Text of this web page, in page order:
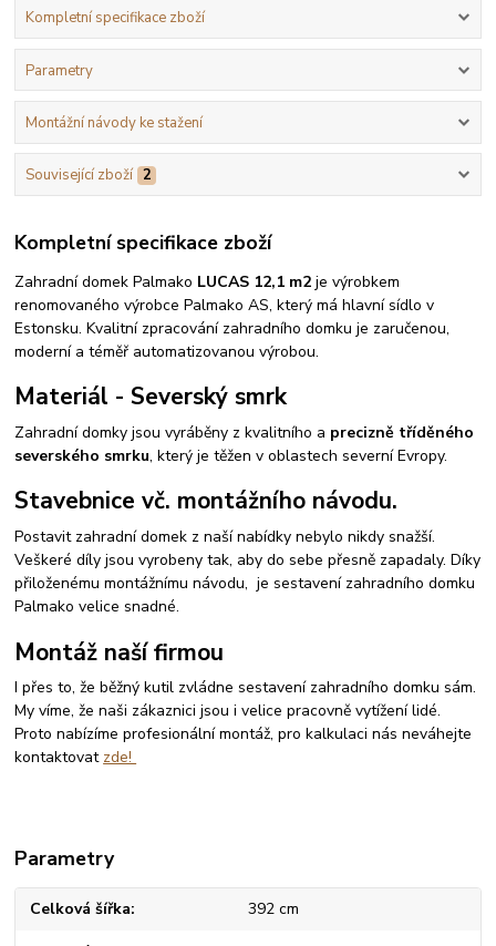
Kompletní specifikace zboží
Parametry
Montážní návody ke stažení
Související zboží 2
Kompletní specifikace zboží
Zahradní domek Palmako LUCAS 12,1 m2je výrobkem
renomovaného výrobce Palmako AS, který má hlavní sídlo v
Estonsku. Kvalitní zpracování zahradního domku je zaručenou,
moderní a téměř automatizovanou výrobou.
Materiál - Severský smrk
Zahradní domky jsou vyráběny z kvalitního a precizně tříděného
severského smrku, který je těžen v oblastech severní Evropy.
Stavebnice vč. montážního návodu.
Postavit zahradní domek z naší nabídky nebylo nikdy snažší.
Veškeré díly jsou vyrobeny tak, aby do sebe přesně zapadaly. Díky
přiloženému montážnímu návodu, je sestavení zahradního domku
Palmako velice snadné.
Montáž naší firmou
I přes to, že běžný kutil zvládne sestavení zahradního domku sám.
My víme, že naši zákaznici jsou i velice pracovně vytížení lidé.
Proto nabízíme profesionální montáž, pro kalkulaci nás neváhejte
kontaktovat zde!
Parametry
Celková šířka 392 cm